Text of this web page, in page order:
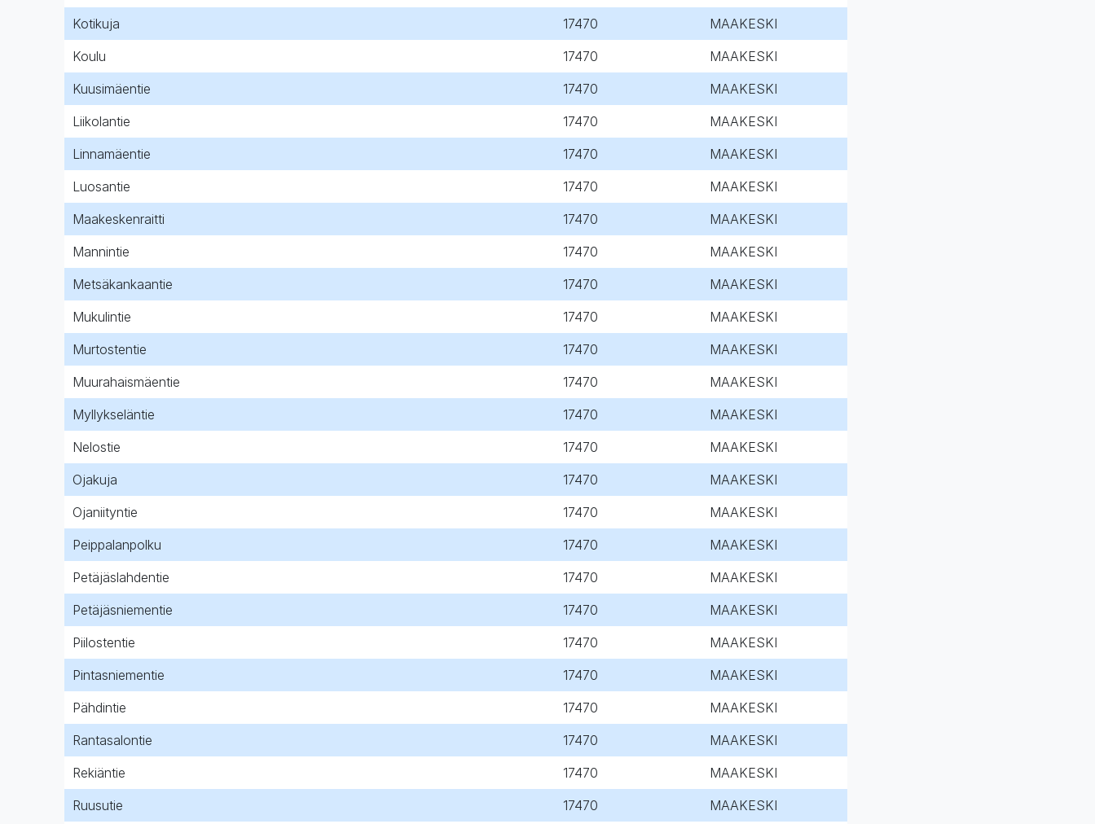
Kotikuja
17470
MAAKESKI
Koulu
17470
MAAKESKI
Kuusimäentie
17470
MAAKESKI
Liikolantie
17470
MAAKESKI
Linnamäentie
17470
MAAKESKI
Luosantie
17470
MAAKESKI
Maakeskenraitti
17470
MAAKESKI
Mannintie
17470
MAAKESKI
Metsäkankaantie
17470
MAAKESKI
Mukulintie
17470
MAAKESKI
Murtostentie
17470
MAAKESKI
Muurahaismäentie
17470
MAAKESKI
Myllykseläntie
17470
MAAKESKI
Nelostie
17470
MAAKESKI
Ojakuja
17470
MAAKESKI
Ojaniityntie
17470
MAAKESKI
Peippalanpolku
17470
MAAKESKI
Petäjäslahdentie
17470
MAAKESKI
Petäjäsniementie
17470
MAAKESKI
Piilostentie
17470
MAAKESKI
Pintasniementie
17470
MAAKESKI
Pähdintie
17470
MAAKESKI
Rantasalontie
17470
MAAKESKI
Rekiäntie
17470
MAAKESKI
Ruusutie
17470 MAAKESKI